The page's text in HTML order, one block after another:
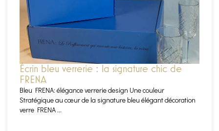
Écrin bleu verrerie : la signature chic de
FRENA
Bleu FRENA: élégance verrerie design Une couleur
Stratégique au cœur de la signature bleu élégant décoration
verre FRENA ...